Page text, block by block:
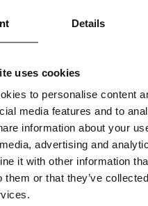
Details
uses cookies
to personalise content
media features and to
information about your
advertising and
it with other information
them or that they’ve
- ETTERLYSENDE
PVC
369
kr 401,25
0 -
velg